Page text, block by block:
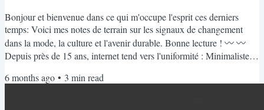
Bonjour et bienvenue dans ce qui m'occupe l'esprit ces derniers
temps: Voici mes notes de terrain sur les signaux de changement
dans la mode, la culture et l'avenir durable. Bonne lecture ! 〰️ 〰️
Depuis près de 15 ans, internet tend vers l'uniformité : Minimaliste
épurées | Polices sans empattement | L'illusion de la neutralité. Mais
6 months ago • 3 min read